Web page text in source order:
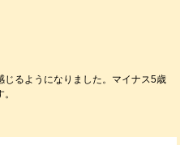
るようになりました。マイナス5歳